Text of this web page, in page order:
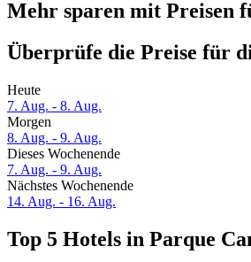
Mehr sparen mit Preisen
Überprüfe die Preise für
Heute
7. Aug. - 8. Aug.
Morgen
8. Aug. - 9. Aug.
Dieses Wochenende
7. Aug. - 9. Aug.
Nächstes Wochenende
14. Aug. - 16. Aug.
Top 5 Hotels in Parque